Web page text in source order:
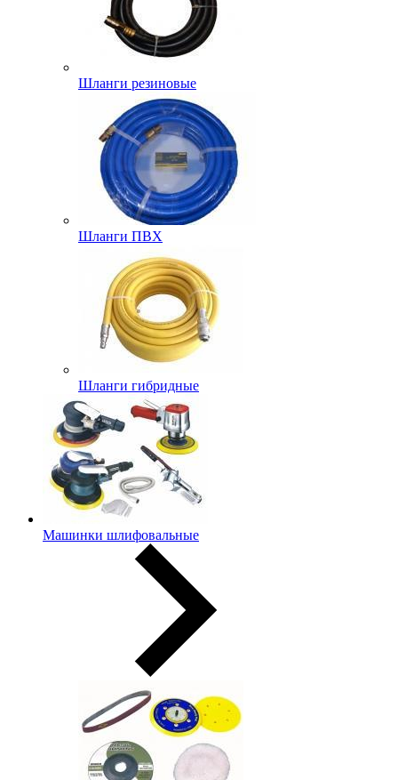
Шланги резиновые
Шланги ПВХ
Шланги гибридные
Машинки шлифовальные